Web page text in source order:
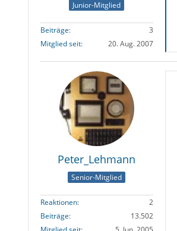
Junior-Mitglied
Beiträge
3
Mitglied seit
20. Aug. 2007
Peter_Lehmann
Senior-Mitglied
Reaktionen
2
Beiträge
13.502